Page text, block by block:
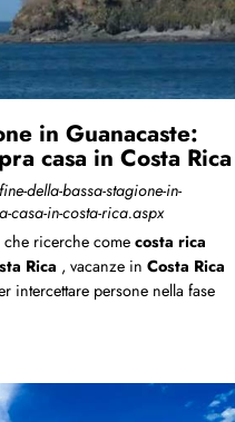
in Guanacaste:
casa in Costa Rica
della-bassa-stagione-in-
casa-in-costa-rica.aspx
ricerche come costa rica
Rica , vacanze in Costa Rica
intercettare persone nella fase